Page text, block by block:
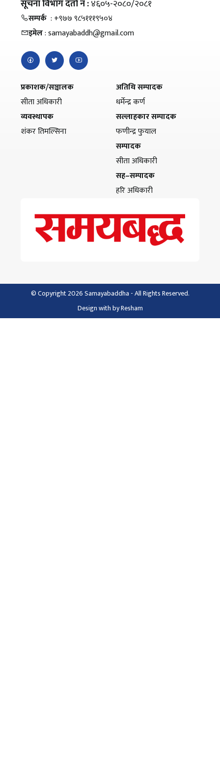
सूचना विभाग दर्ता नं :४६०५-२०८०/२०८१
सम्पर्क : +९७७ ९८५१११९५०४
इमेल: samayabaddh@gmail.com
प्रकाशक/सञ्चालक
सीता अधिकारी
व्यवस्थापक
शंकर तिमल्सिना
अतिथि सम्पादक
धर्मेन्द्र कर्ण
सल्लाहकार सम्पादक
फणीन्द्र फुयाल
सम्पादक
सीता अधिकारी
सह–सम्पादक
हरि अधिकारी
© Copyright 2026 Samayabaddha - All Rights Reserved.
Design withbyResham